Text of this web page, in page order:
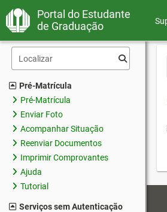
Portal do Estudante
de Graduação
Pré-Matrícula
Pré-Matrícula
Enviar Foto
Acompanhar Situação
Reenviar Documentos
Imprimir Comprovantes
Ajuda
Tutorial
Serviços sem Autenticação